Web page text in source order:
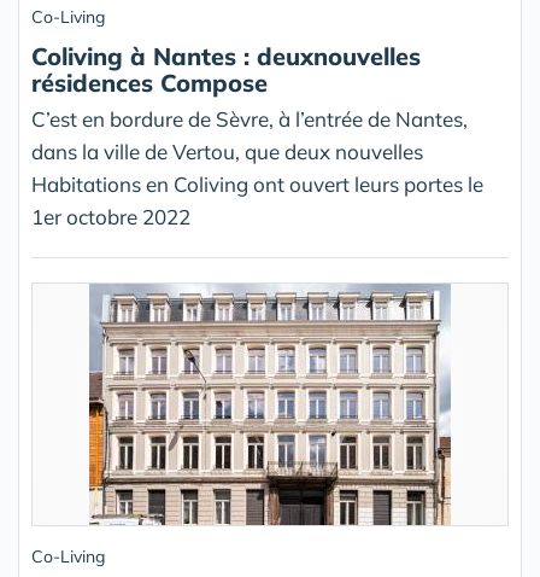
Co-Living
Coliving à Nantes : deuxnouvelles
résidences Compose
C’est en bordure de Sèvre, à l’entrée de Nantes,
dans la ville de Vertou, que deux nouvelles
Habitations en Coliving ont ouvert leurs portes le
1er octobre 2022
Co-Living